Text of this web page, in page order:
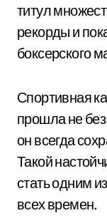
титул
рекорды и
боксерского
Спортивная
прошла не
он всегда
Такой
стать одним
всех времен.